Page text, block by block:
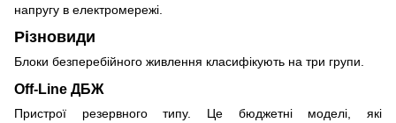
напругу в електромережі.
Різновиди
Блоки безперебійного живлення класифікують на три групи.
Off-Line ДБЖ
Пристрої резервного типу. Це бюджетні моделі, які